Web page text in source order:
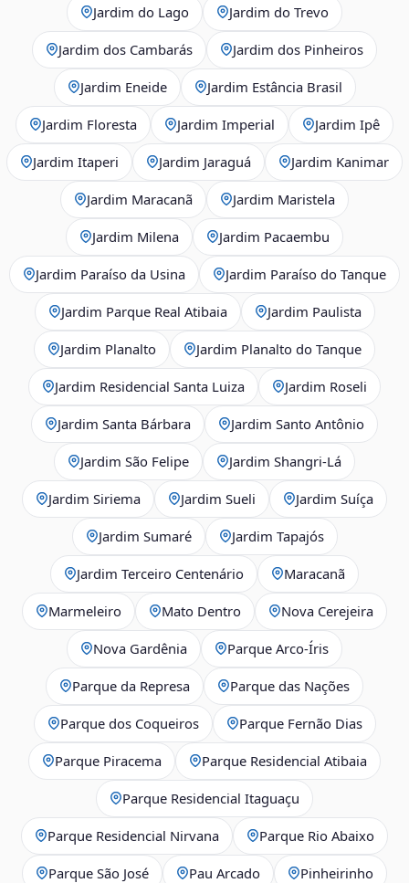
Jardim do Lago Jardim do Trevo
Jardim dos Cambarás Jardim dos Pinheiros
Jardim Eneide Jardim Estância Brasil
Jardim Floresta Jardim Imperial Jardim Ipê
Jardim Itaperi Jardim Jaraguá Jardim Kanimar
Jardim Maracanã Jardim Maristela
Jardim Milena Jardim Pacaembu
Jardim Paraíso da Usina Jardim Paraíso do Tanque
Jardim Parque Real Atibaia Jardim Paulista
Jardim Planalto Jardim Planalto do Tanque
Jardim Residencial Santa Luiza Jardim Roseli
Jardim Santa Bárbara Jardim Santo Antônio
Jardim São Felipe Jardim Shangri-Lá
Jardim Siriema Jardim Sueli Jardim Suíça
Jardim Sumaré Jardim Tapajós
Jardim Terceiro Centenário Maracanã
Marmeleiro Mato Dentro Nova Cerejeira
Nova Gardênia Parque Arco-Íris
Parque da Represa Parque das Nações
Parque dos Coqueiros Parque Fernão Dias
Parque Piracema Parque Residencial Atibaia
Parque Residencial Itaguaçu
Parque Residencial Nirvana Parque Rio Abaixo
Parque São José Pau Arcado Pinheirinho